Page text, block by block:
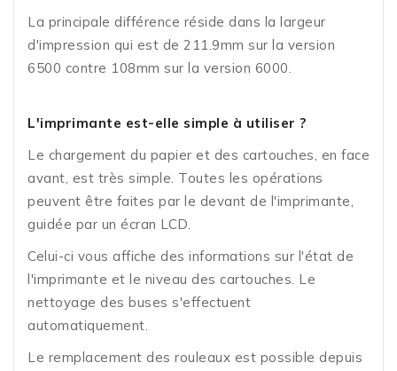
La principale différence réside dans la largeur
d'impression qui est de 211.9mm sur la version
6500 contre 108mm sur la version 6000.
L'imprimante est-elle simple à utiliser ?
Le chargement du papier et des cartouches, en face
avant, est très simple. Toutes les opérations
peuvent être faites par le devant de l'imprimante,
guidée par un écran LCD.
Celui-ci vous affiche des informations sur l'état de
l'imprimante et le niveau des cartouches. Le
nettoyage des buses s'effectuent
automatiquement.
Le remplacement des rouleaux est possible depuis